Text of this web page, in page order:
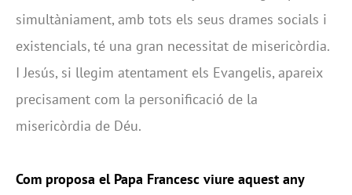
simultàniament, amb tots els seus drames socials i
existencials, té una gran necessitat de misericòrdia.
I Jesús, si llegim atentament els Evangelis, apareix
precisament com la personificació de la
misericòrdia de Déu.
Com proposa el Papa Francesc viure aquest any